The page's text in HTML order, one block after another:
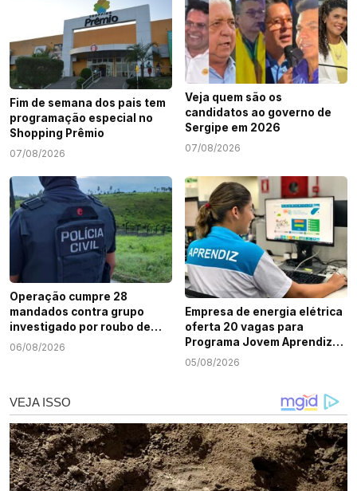
Fim de semana dos pais tem
programação especial no
Shopping Prêmio
07/08/2026
Veja quem são os
candidatos ao governo de
Sergipe em 2026
07/08/2026
Operação cumpre 28
mandados contra grupo
investigado por roubo de
cargas e tráfico de drogas
06/08/2026
Empresa de energia elétrica
oferta 20 vagas para
Programa Jovem Aprendiz
em Sergipe
05/08/2026